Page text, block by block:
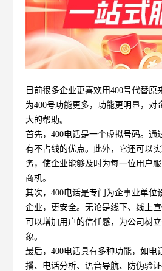
目前很多企业更喜欢用400号代替原
为400号功能更多，功能更明显，对
大的帮助。
首先，400电话是一个虚拟号码。通
有不占线的优点。此外，它还可以
务，使企业能够及时为每一位用户
商机。
其次，400电话是专门为企事业单位
企业，更安全。无论是线下、线上
可以增加用户的信任感，为公司树
象。
最后，400电话具有多种功能，如电
播、电话分析、语音导航、防伪验